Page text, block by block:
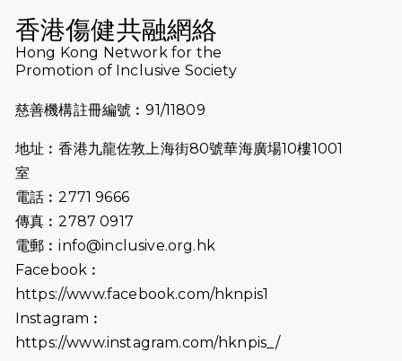
2026-07-10
【猛龍戈壁118公里分享暨香港傷健共
融網絡15周年晚宴】
2026-07-09
猛龍長跑隊恆常練習 - 7月9日（19:00
2026-07-02
2026-06-25
（19:00開始）
2026-06-18
猛龍長跑隊恆常練習 - 6月18日
2026-06-11
猛龍長跑隊恆常練習 - 6月11日（19:00
香港傷健共融網絡
Hong Kong Network for the
Promotion of Inclusive Society
慈善機構註冊編號︰91/11809
地址︰香港九龍佐敦上海街80號華海廣場10樓1001
室
電話︰2771 9666
傳真︰2787 0917
電郵︰info@inclusive.org.hk
Facebook︰
https://www.facebook.com/hknpis1
Instagram︰
https://www.instagram.com/hknpis_/